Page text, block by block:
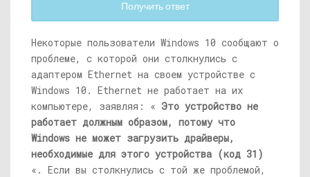
Получить ответ
Некоторые пользователи Windows 10 сообщают о
проблеме, с которой они столкнулись с
адаптером Ethernet на своем устройстве с
Windows 10. Ethernet не работает на их
компьютере, заявляя: « Это устройство не
работает должным образом, потому что
Windows не может загрузить драйверы,
необходимые для этого устройства (код 31)
«. Если вы столкнулись с той же проблемой,